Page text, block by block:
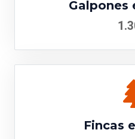
Galpones
Fincas